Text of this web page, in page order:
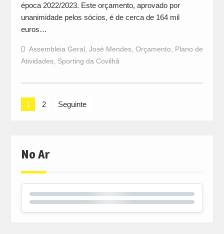
época 2022/2023. Este orçamento, aprovado por
unanimidade pelos sócios, é de cerca de 164 mil
euros…
Assembleia Geral José Mendes, Orçamento
Plano de
Atividades, Sporting da Covilhã
Navegação
1 2 Seguinte
No Ar